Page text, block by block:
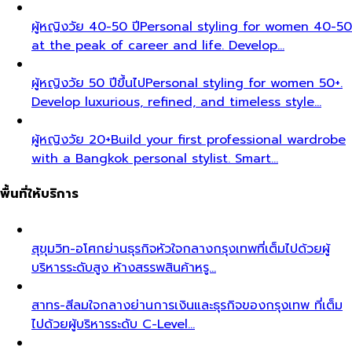
ผู้หญิงวัย 40-50 ปีPersonal styling for women 40-50
at the peak of career and life. Develop…
ผู้หญิงวัย 50 ปีขึ้นไปPersonal styling for women 50+.
Develop luxurious, refined, and timeless style…
ผู้หญิงวัย 20+Build your first professional wardrobe
with a Bangkok personal stylist. Smart…
พื้นที่ให้บริการ
สุขุมวิท-อโศกย่านธุรกิจหัวใจกลางกรุงเทพที่เต็มไปด้วยผู้
บริหารระดับสูง ห้างสรรพสินค้าหรู…
สาทร-สีลมใจกลางย่านการเงินและธุรกิจของกรุงเทพ ที่เต็ม
ไปด้วยผู้บริหารระดับ C-Level…